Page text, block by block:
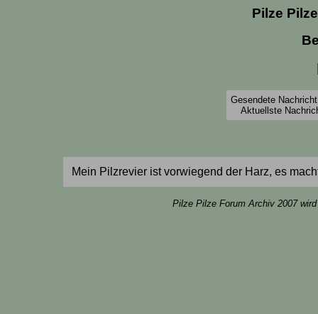
Pilze
Gesendete
Aktuellste
Mein Pilzrevier ist vorwiegend der Harz, es
Pilze Pilze Forum Archiv 2007